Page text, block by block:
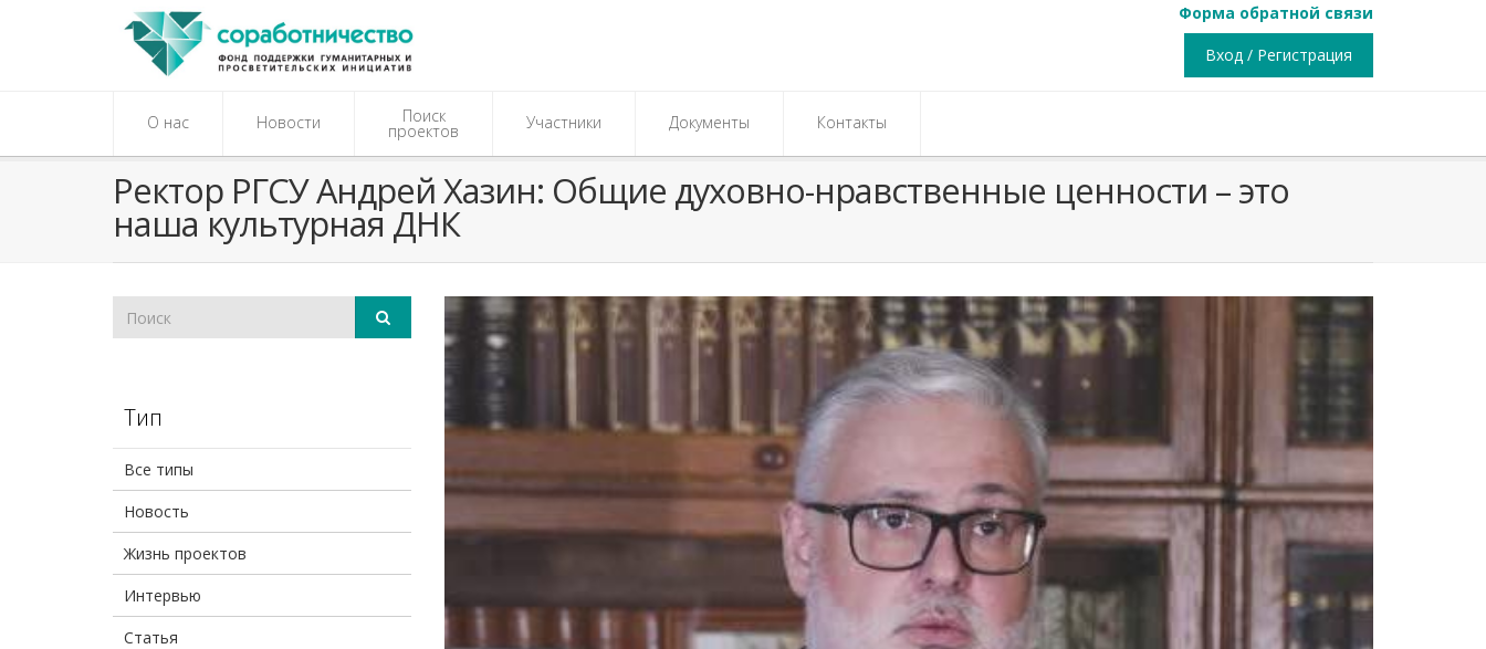
Форма обратной связи
Вход / Регистрация
О нас Новости Поиск
проектов Участники Документы Контакты
Ректор РГСУ Андрей Хазин: Общие духовно-нравственные ценности – это
наша культурная ДНК
Тип
Все типы
Новость
Жизнь проектов
Интервью
Статья